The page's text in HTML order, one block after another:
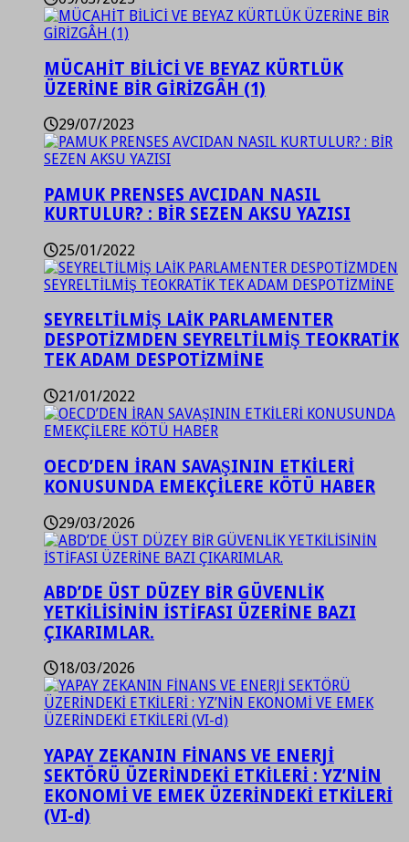
MÜCAHİT BİLİCİ VE BEYAZ KÜRTLÜK
ÜZERİNE BİR GİRİZGÂH (1)
29/07/2023
PAMUK PRENSES AVCIDAN NASIL
KURTULUR? : BİR SEZEN AKSU YAZISI
25/01/2022
SEYRELTİLMİŞ LAİK PARLAMENTER
DESPOTİZMDEN SEYRELTİLMİŞ TEOKRATİK
TEK ADAM DESPOTİZMİNE
21/01/2022
OECD’DEN İRAN SAVAŞININ ETKİLERİ
KONUSUNDA EMEKÇİLERE KÖTÜ HABER
29/03/2026
ABD’DE ÜST DÜZEY BİR GÜVENLİK
YETKİLİSİNİN İSTİFASI ÜZERİNE BAZI
ÇIKARIMLAR.
18/03/2026
YAPAY ZEKANIN FİNANS VE ENERJİ
SEKTÖRÜ ÜZERİNDEKİ ETKİLERİ : YZ’NİN
EKONOMİ VE EMEK ÜZERİNDEKİ ETKİLERİ
(VI-d)